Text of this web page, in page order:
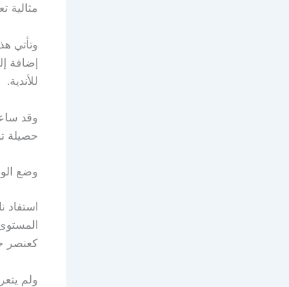
مثالية
وتأتي
إضافة
للأندية.
حصيلة
وضع
استفاد
كعنصر
ولم